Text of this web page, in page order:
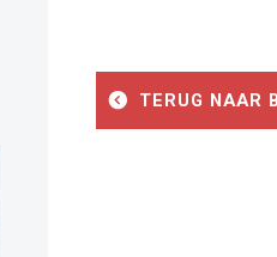
TERUG NAAR